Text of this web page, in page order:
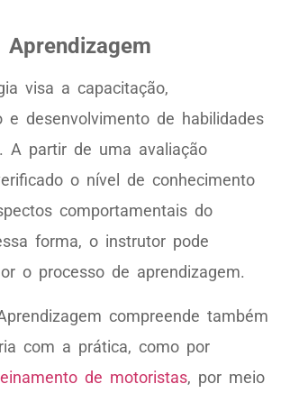
visa a capacitação,
e desenvolvimento de habilidades
A partir de uma avaliação
o nível de conhecimento
comportamentais do
forma, o instrutor pode
o processo de aprendizagem.
compreende também
com a prática, como por
de motoristas, por meio